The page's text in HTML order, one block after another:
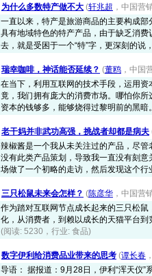
为什么多数特产做不大 (轩兆超 ，中国营
一直以来，特产是旅游商品的主要构成
具有地域特色的特产产品，由于缺乏消
去，就是受困于一个“特”字，更深刻的说
瑞幸咖啡，神话能否延续？ (董鸥 ，中国
在当下，利用互联网的技术手段，运用
竟，我们拥有庞大的消费市场。哪怕你
资本的钱够多，能够烧得过黎明前的黑暗
老干妈并非武功高强，挑战者却都是病夫
辣椒酱是一个我从未关注过的产品，尽
没有此类产品策划，导致我一直没有刻
场做了一个初略的走访，然后发现这个行
三只松鼠未来会怎样？ (陈彦华 ，中国营
作为踏对互联网节点成长起来的三只松
化，从消费者，到赖以成长的天猫平台到
(阅读: 5230，行业: 食品)
数字伊利给消费品业带来的思考 (谭长春
导语： 据报道：9月28日，伊利“浑天仪”